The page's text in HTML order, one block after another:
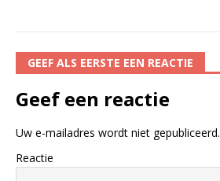
GEEF ALS EERSTE EEN REACTIE
Geef een reactie
Uw e-mailadres wordt niet gepubliceerd.
Reactie